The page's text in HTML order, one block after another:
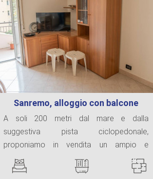
Sanremo, alloggio con balcone
A soli 200 metri dal mare e dalla
suggestiva pista ciclopedonale,
proponiamo in vendita un ampio e
luminoso bilocale di ...